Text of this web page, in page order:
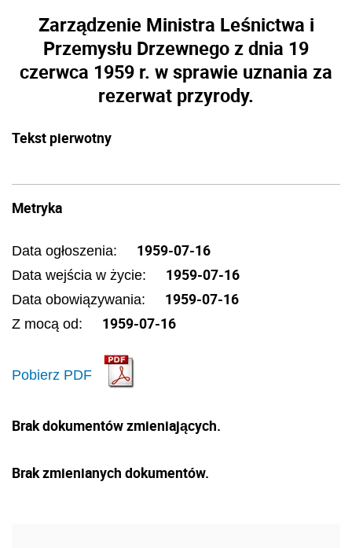
Zarządzenie Ministra Leśnictwa i
Przemysłu Drzewnego z dnia 19
czerwca 1959 r. w sprawie uznania za
rezerwat przyrody.
Tekst pierwotny
Metryka
Data ogłoszenia: 1959-07-16
Data wejścia w życie: 1959-07-16
Data obowiązywania: 1959-07-16
Z mocą od: 1959-07-16
Pobierz PDF
Brak dokumentów zmieniających.
Brak zmienianych dokumentów.